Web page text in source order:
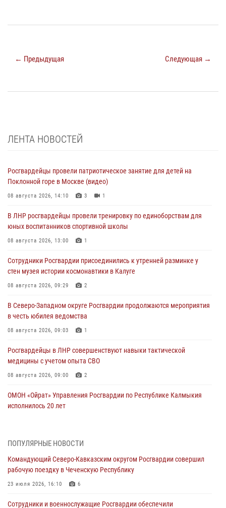
← Предыдущая Следующая →
ЛЕНТА НОВОСТЕЙ
Росгвардейцы провели патриотическое занятие для детей на
Поклонной горе в Москве (видео)
08 августа 2026, 14:10 3 1
В ЛНР росгвардейцы провели тренировку по единоборствам для
юных воспитанников спортивной школы
08 августа 2026, 13:00 1
Сотрудники Росгвардии присоединились к утренней разминке у
стен музея истории космонавтики в Калуге
08 августа 2026, 09:29 2
В Северо-Западном округе Росгвардии продолжаются мероприятия
в честь юбилея ведомства
08 августа 2026, 09:03 1
Росгвардейцы в ЛНР совершенствуют навыки тактической
медицины с учетом опыта СВО
08 августа 2026, 09:00 2
ОМОН «Ойрат» Управления Росгвардии по Республике Калмыкия
исполнилось 20 лет
Росгвардейцы обеспечили безопасность «Поезда Победы» в
08 августа 2026, 07:00
В Кабардино-Балкарии сотрудники Росгвардии провели турнир по
ПОПУЛЯРНЫЕ НОВОСТИ
Командующий Северо-Кавказским округом Росгвардии совершил
рабочую поездку в Чеченскую Республику
23 июля 2026, 16:10 6
Сотрудники и военнослужащие Росгвардии обеспечили